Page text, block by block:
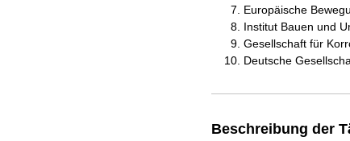
Europäische
Institut Bauen und
Gesellschaft für
Deutsche
Beschreibung der